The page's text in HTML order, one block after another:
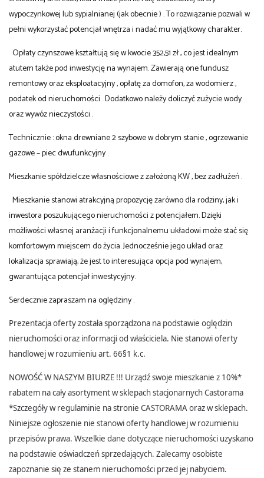
wypoczynkowej lub sypialnianej (jak obecnie ) . To rozwiązanie pozwali w
pełni wykorzystać potencjał wnętrza i nadać mu wyjątkowy charakter.
Opłaty czynszowe kształtują się w kwocie 352,51 zł , co jest idealnym
atutem także pod inwestycję na wynajem. Zawierają one fundusz
remontowy oraz eksploatacyjny , opłatę za domofon, za wodomierz ,
podatek od nieruchomości . Dodatkowo należy doliczyć zużycie wody
oraz wywóz nieczystości .
Technicznie : okna drewniane 2 szybowe w dobrym stanie , ogrzewanie
gazowe – piec dwufunkcyjny .
Mieszkanie spółdzielcze własnościowe z założoną KW , bez zadłużeń .
Mieszkanie stanowi atrakcyjną propozycję zarówno dla rodziny, jak i
inwestora poszukującego nieruchomości z potencjałem. Dzięki
możliwości własnej aranżacji i funkcjonalnemu układowi może stać się
komfortowym miejscem do życia. Jednocześnie jego układ oraz
lokalizacja sprawiają, że jest to interesująca opcja pod wynajem,
gwarantująca potencjał inwestycyjny.
Serdecznie zapraszam na oględziny .
Prezentacja oferty została sporządzona na podstawie oględzin
nieruchomości oraz informacji od właściciela. Nie stanowi oferty
handlowej w rozumieniu art. 66§1 k.c.
NOWOŚĆ W NASZYM BIURZE !!! Urządź swoje mieszkanie z 10%*
rabatem na cały asortyment w sklepach stacjonarnych Castorama
*Szczegóły w regulaminie na stronie CASTORAMA oraz w sklepach.
Niniejsze ogłoszenie nie stanowi oferty handlowej w rozumieniu
przepisów prawa. Wszelkie dane dotyczące nieruchomości uzyskano
na podstawie oświadczeń sprzedających. Zalecamy osobiste
zapoznanie się ze stanem nieruchomości przed jej nabyciem.